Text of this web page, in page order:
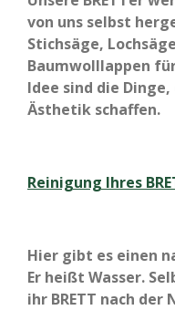
von uns selbst
Stichsäge,
Baumwolllappen
Idee sind die Dinge,
Ästhetik schaffen.
Reinigung Ihres
Hier gibt es einen
Er heißt Wasser.
ihr BRETT nach